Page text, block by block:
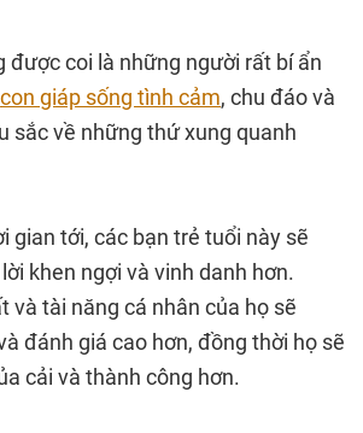
được coi là những người rất bí ẩn
con giáp sống tình cảm, chu đáo và
sắc về những thứ xung quanh
gian tới, các bạn trẻ tuổi này sẽ
khen ngợi và vinh danh hơn.
và tài năng cá nhân của họ sẽ
đánh giá cao hơn, đồng thời họ sẽ
cải và thành công hơn.